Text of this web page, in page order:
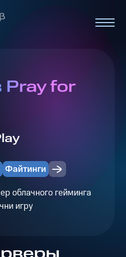
Pray for
Файтинги
облачного гейминга
игру